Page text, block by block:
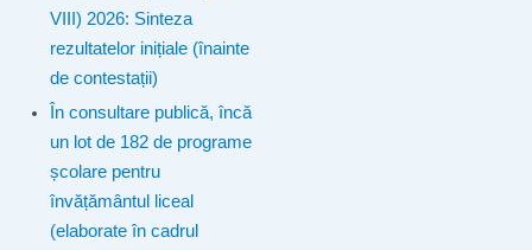
VIII) 2026: Sinteza
rezultatelor inițiale (înainte
de contestații)
În consultare publică, încă
un lot de 182 de programe
școlare pentru
învățământul liceal
(elaborate în cadrul